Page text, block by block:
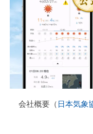
会社概要（ 日本気象